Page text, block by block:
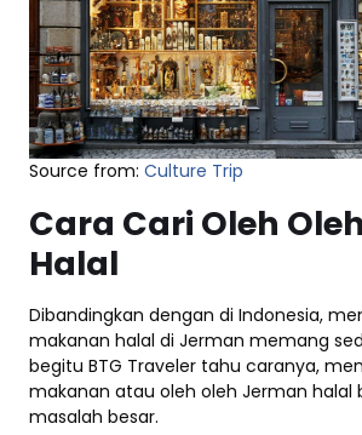
Source from: Culture Trip
Cara Cari Oleh
Halal
Dibandingkan dengan di Indonesia,
makanan halal di Jerman memang
begitu BTG Traveler tahu caranya,
makanan atau oleh oleh Jerman halal
masalah besar.